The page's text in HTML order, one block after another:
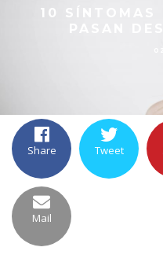
10 SÍNTOMAS
PASAN
Share Tweet
Mail